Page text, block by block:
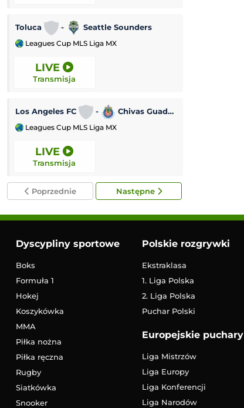
Toluca - Seattle Sounders
Leagues Cup MLS Liga MX
LIVE
Transmisja
Los Angeles FC - Chivas Guadalajara
Leagues Cup MLS Liga MX
LIVE
Transmisja
Poprzednie Następne
Dyscypliny sportowe
Boks
Formuła 1
Hokej
Koszykówka
MMA
Piłka nożna
Piłka ręczna
Rugby
Siatkówka
Snooker
Polskie rozgrywki
Ekstraklasa
1. Liga Polska
2. Liga Polska
Puchar Polski
Europejskie puchary
Liga Mistrzów
Liga Europy
Liga Konferencji
Liga Narodów